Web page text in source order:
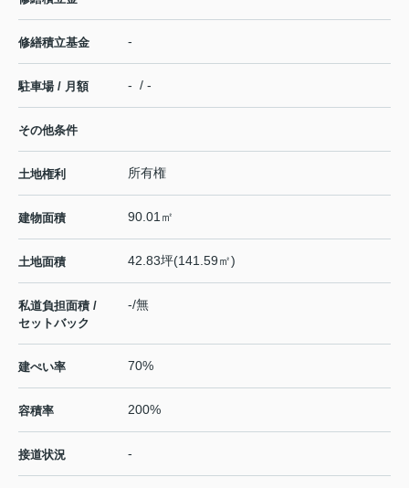
修繕積立基金 -
駐車場 / 月額 - / -
その他条件
土地権利 所有権
建物面積 90.01㎡
土地面積 42.83坪(141.59㎡)
私道負担面積 /
セットバック
-/無
建ぺい率 70%
容積率 200%
接道状況 -